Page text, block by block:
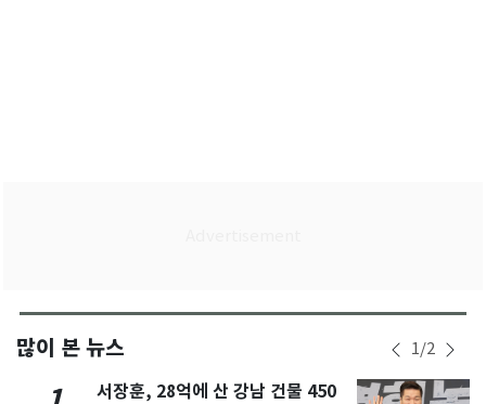
많이 본 뉴스 1/2
서장훈, 28억에 산 강남 건물 450